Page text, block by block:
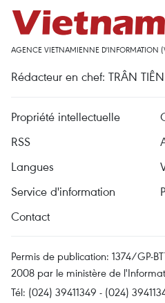
AGENCE VIETNAMIENNE D'INFORMATION
Rédacteur en chef: TRÂN
Propriété intellectuelle
RSS
Langues
Service d'information
Contact
Permis de publication: 1374/GP-
2008 par le ministère de
Tél: (024) 39411349 - (024)